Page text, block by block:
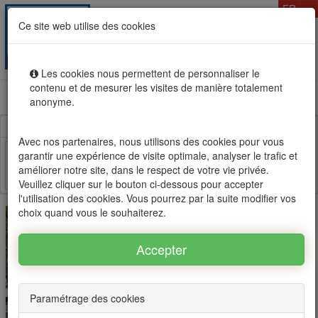
Ce site web utilise des cookies
Les cookies nous permettent de personnaliser le
contenu et de mesurer les visites de manière totalement
anonyme.
Avec nos partenaires, nous utilisons des cookies pour vous
garantir une expérience de visite optimale, analyser le trafic et
améliorer notre site, dans le respect de votre vie privée.
Veuillez cliquer sur le bouton ci-dessous pour accepter
l'utilisation des cookies. Vous pourrez par la suite modifier vos
choix quand vous le souhaiterez.
Paramétrage des cookies
FR
Location vente immobilier à l'Ile Maurice, OFIM réseau
Facebook Twitter Email